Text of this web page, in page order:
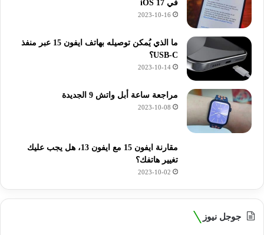
في iOS 17
2023-10-16
ما الذي يُمكن توصيله بهاتف ايفون 15 عبر منفذ
USB-C؟
2023-10-14
مراجعة ساعة أبل واتش 9 الجديدة
2023-10-08
مقارنة ايفون 15 مع ايفون 13، هل يجب عليك
تغيير هاتفك؟
2023-10-02
جوجل نيوز